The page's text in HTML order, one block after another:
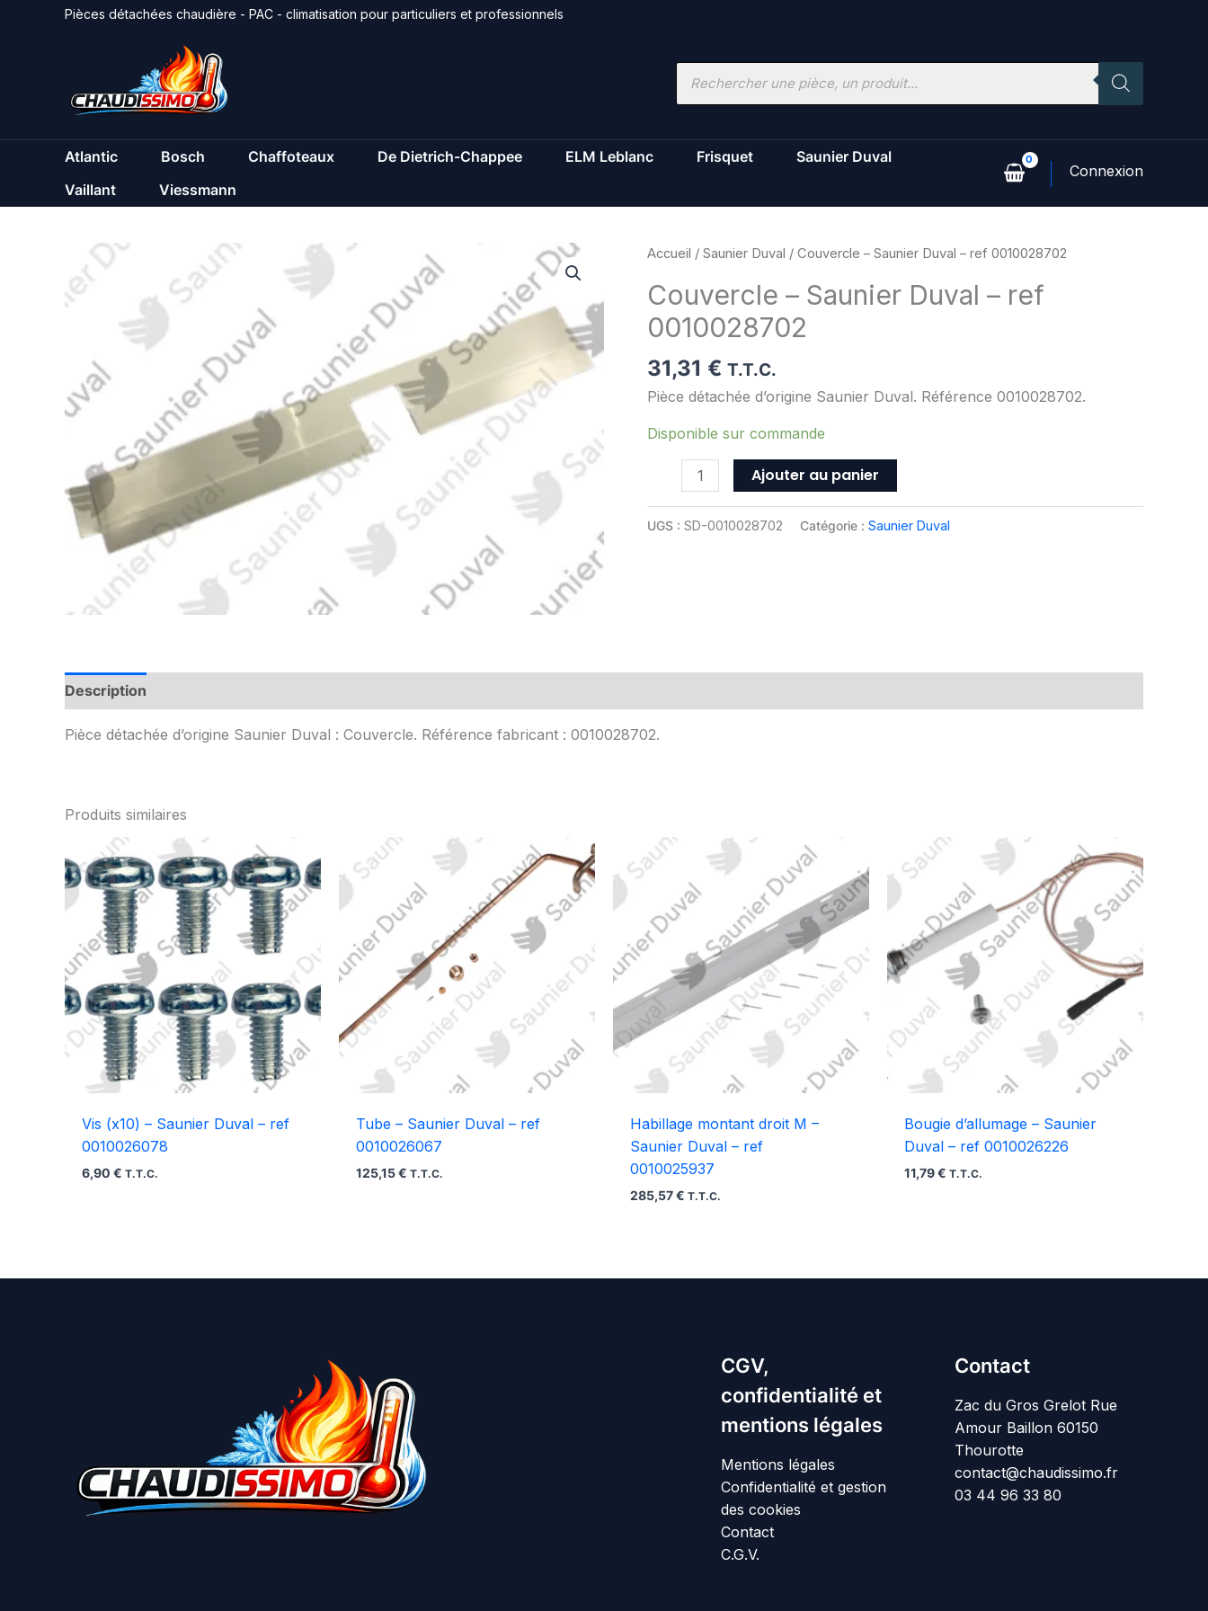
Pièces détachées chaudière - PAC - climatisation pour particuliers et professionnels
Recherche
Atlantic Bosch Chaffoteaux De Dietrich-Chappee ELM Leblanc Frisquet
Saunier Duval
Vaillant
Viessmann
Accueil / Saunier Duval / Couvercle – Saunier Duval – ref 0010028702
Couvercle – Saunier Duval – ref
0010028702
31,31 € T.T.C.
Pièce détachée d’origine Saunier Duval. Référence 0010028702.
Disponible sur commande
quantité
Couvercle
-
Saunier
Duval
-
0010028702
Ajouter au panier
UGS : SD-0010028702 Catégorie : Saunier Duval
Description
Pièce détachée d’origine Saunier Duval : Couvercle. Référence fabricant : 0010028702.
Produits similaires
Vis (x10) – Saunier Duval – ref
0010026078
6,90€ T.T.C.
Tube – Saunier Duval – ref
0010026067
125,15€ T.T.C.
Habillage montant droit M –
Saunier Duval – ref
0010025937
285,57€ T.T.C.
Bougie d’allumage – Saunier
Duval – ref 0010026226
11,79€ T.T.C.
CGV,
confidentialité et
mentions légales
Mentions légales
Confidentialité et gestion
des cookies
Contact
C.G.V.
Contact
Zac du Gros Grelot Rue
Amour Baillon 60150
Thourotte
contact@chaudissimo.fr
03 44 96 33 80